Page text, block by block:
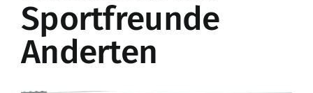
Enzo’s Sportsbar
Sportfreunde
Anderten